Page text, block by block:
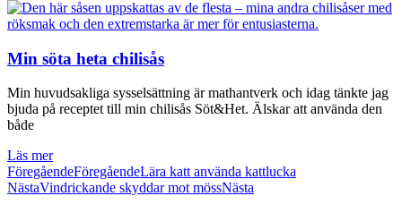
Min söta heta chilisås
Min huvudsakliga sysselsättning är mathantverk och idag tänkte jag
bjuda på receptet till min chilisås Söt&Het. Älskar att använda den
både
Läs mer
FöregåendeFöregåendeLära katt använda kattlucka
NästaVindrickande skyddar mot mössNästa